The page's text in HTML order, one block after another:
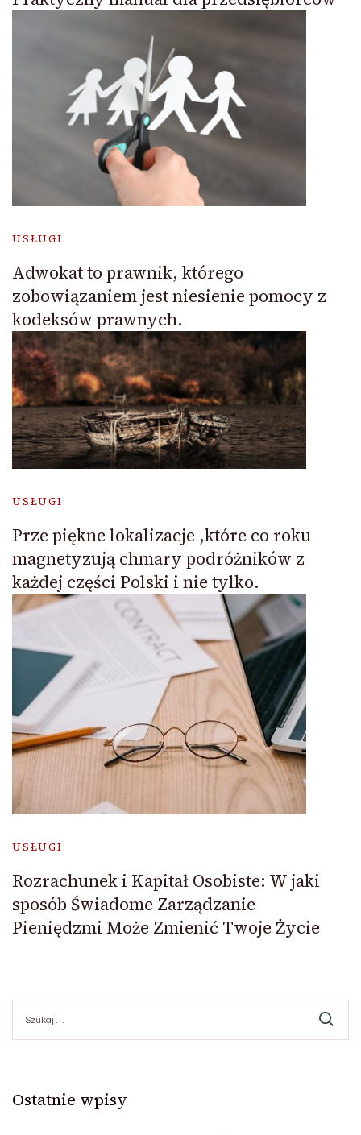
USŁUGI
Adwokat to prawnik, którego
zobowiązaniem jest niesienie pomocy z
kodeksów prawnych.
USŁUGI
Prze piękne lokalizacje ,które co roku
magnetyzują chmary podróżników z
każdej części Polski i nie tylko.
USŁUGI
Rozrachunek i Kapitał Osobiste: W jaki
sposób Świadome Zarządzanie
Pieniędzmi Może Zmienić Twoje Życie
Ostatnie wpisy